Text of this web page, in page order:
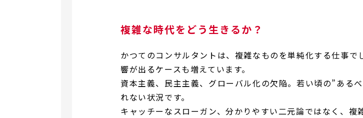
複雑な時代をどう生きるか？
かつてのコンサルタントは、複雑なものを単純化する仕事
響が出るケースも増えています。
資本主義、民主主義、グローバル化の欠陥。若い頃の”ある
れない状況です。
キャッチーなスローガン、分かりやすい二元論ではなく、